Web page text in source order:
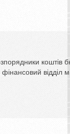
коштів
фінансовий відділ